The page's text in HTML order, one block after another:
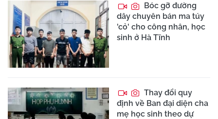
Bóc gỡ đường
dây chuyên bán ma túy
'cỏ' cho công nhân, học
sinh ở Hà Tĩnh
Thay đổi quy
định về Ban đại diện cha
mẹ học sinh theo dự